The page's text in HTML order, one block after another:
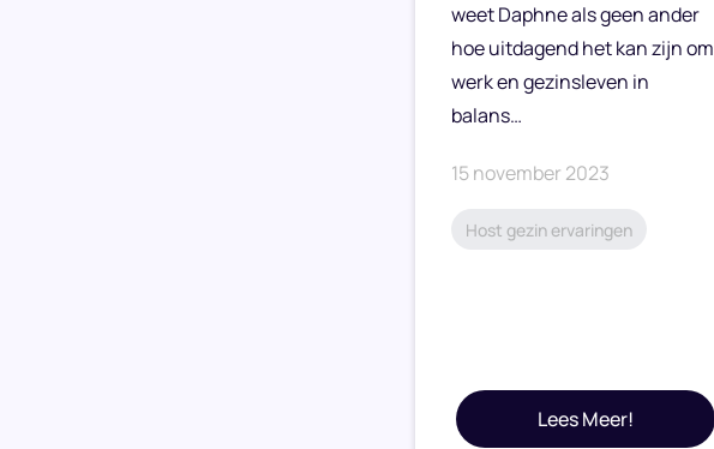
weet Daphne als geen ander
hoe uitdagend het kan zijn om
werk en gezinsleven in
balans…
15 november 2023
Host gezin ervaringen
Lees Meer!